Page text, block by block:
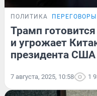
ПОЛИТИКА
Трамп
и угрожает
президента США
7 августа, 2025, 10:58 1